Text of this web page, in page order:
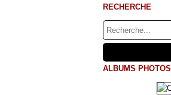
RECHERCHE
ALBUMS PHOTOS